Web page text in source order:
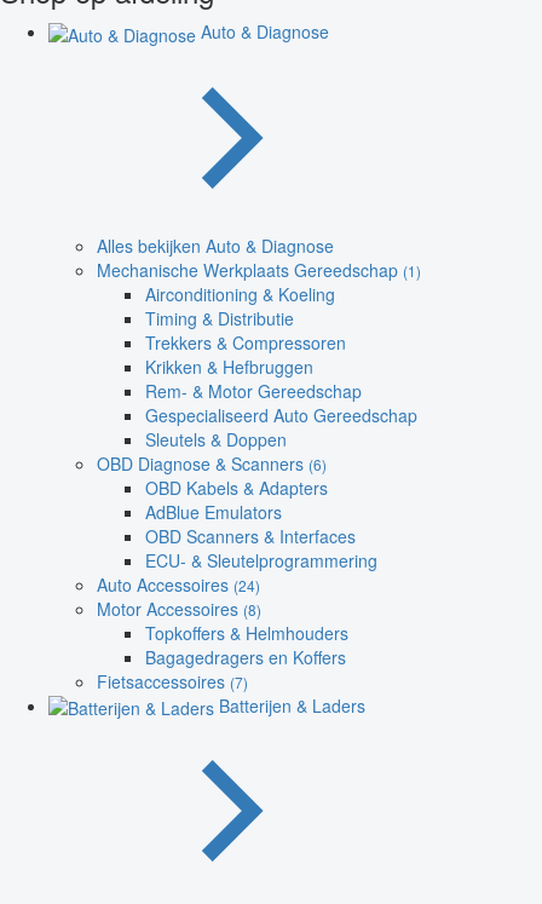
Auto & Diagnose
Alles bekijken Auto & Diagnose
Mechanische Werkplaats Gereedschap (1)
Airconditioning & Koeling
Timing & Distributie
Trekkers & Compressoren
Krikken & Hefbruggen
Rem- & Motor Gereedschap
Gespecialiseerd Auto Gereedschap
Sleutels & Doppen
OBD Diagnose & Scanners (6)
OBD Kabels & Adapters
AdBlue Emulators
OBD Scanners & Interfaces
ECU- & Sleutelprogrammering
Auto Accessoires (24)
Motor Accessoires (8)
Topkoffers & Helmhouders
Bagagedragers en Koffers
Fietsaccessoires (7)
Batterijen & Laders